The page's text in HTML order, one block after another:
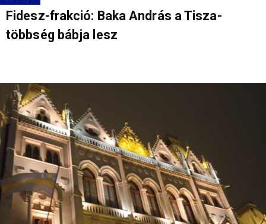
Fidesz-frakció: Baka András a Tisza-
többség bábja lesz